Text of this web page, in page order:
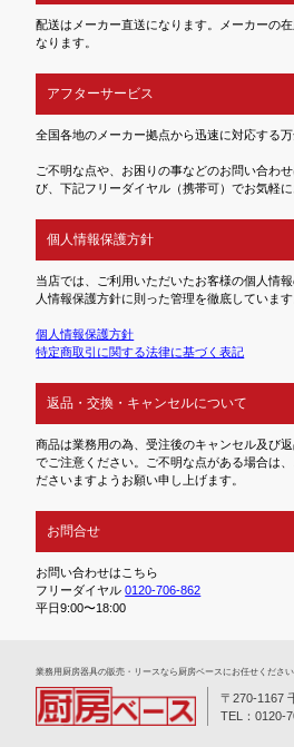
配送はメーカー直送になります。メーカーの
なります。
アフターサービス
全国各地のメーカー拠点から迅速に対応する万
ご不明な点や、お困りの事などのお問い合わ
び、下記フリーダイヤル（携帯可）でお気軽に
個人情報保護方針
当店では、ご利用いただいたお客様の個人情
人情報保護方針に則った管理を徹底しています
個人情報保護方針
特定商取引に関する法律に基づく表記
返品・交換・キャンセルについて
商品は業務用の為、受注後のキャンセル及び
でご注意ください。ご不明な点がある場合は
ださいますようお願い申し上げます。
お問合せ
お問い合わせはこちら
フリーダイヤル0120-706-862
平日9:00〜18:00
業務⽤厨房器具の販売・リースなら厨房ベースにお任せください
〒270-1167
TEL：0120-